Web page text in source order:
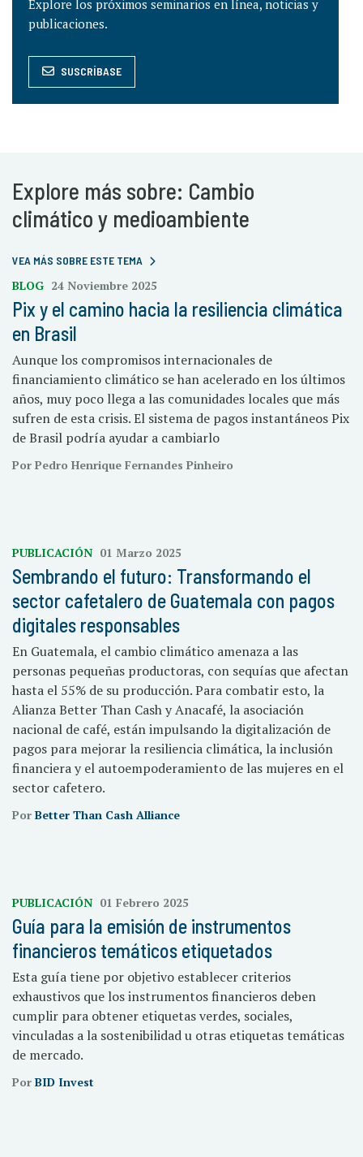
Explore los próximos seminarios en línea, noticias y
publicaciones.
SUSCRÍBASE
Explore más sobre: Cambio
climático y medioambiente
VEA MÁS SOBRE ESTE TEMA
BLOG 24 Noviembre 2025
Pix y el camino hacia la resiliencia climática
en Brasil
Aunque los compromisos internacionales de
financiamiento climático se han acelerado en los últimos
años, muy poco llega a las comunidades locales que más
sufren de esta crisis. El sistema de pagos instantáneos Pix
de Brasil podría ayudar a cambiarlo
Por Pedro Henrique Fernandes Pinheiro
PUBLICACIÓN 01 Marzo 2025
Sembrando el futuro: Transformando el
sector cafetalero de Guatemala con pagos
digitales responsables
En Guatemala, el cambio climático amenaza a las
personas pequeñas productoras, con sequías que afectan
hasta el 55% de su producción. Para combatir esto, la
Alianza Better Than Cash y Anacafé, la asociación
nacional de café, están impulsando la digitalización de
pagos para mejorar la resiliencia climática, la inclusión
financiera y el autoempoderamiento de las mujeres en el
sector cafetero.
Por Better Than Cash Alliance
PUBLICACIÓN 01 Febrero 2025
Guía para la emisión de instrumentos
financieros temáticos etiquetados
Esta guía tiene por objetivo establecer criterios
exhaustivos que los instrumentos financieros deben
cumplir para obtener etiquetas verdes, sociales,
vinculadas a la sostenibilidad u otras etiquetas temáticas
de mercado.
Por BID Invest